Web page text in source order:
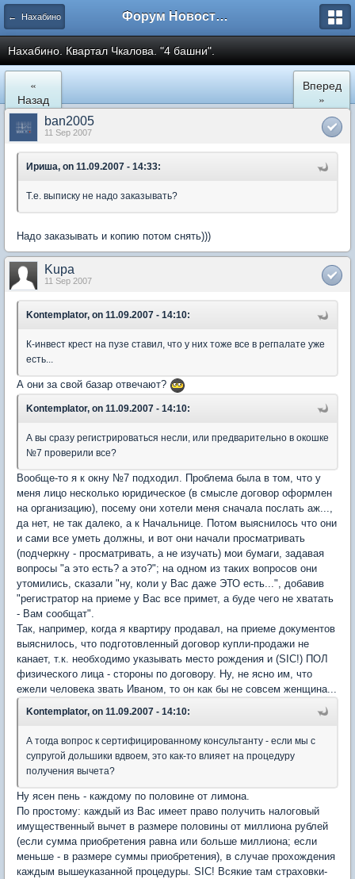
← Нахабино Форум Новостройки
Нахабино. Квартал Чкалова. "4 башни".
«
Назад
Вперед
»
ban2005
11 Sep 2007
Ириша, on 11.09.2007 - 14:33:
Т.е. выписку не надо заказывать?
Надо заказывать и копию потом снять)))
Kupa
11 Sep 2007
Kontemplator, on 11.09.2007 - 14:10:
К-инвест крест на пузе ставил, что у них тоже все в регпалате уже
есть...
А они за свой базар отвечают?
Kontemplator, on 11.09.2007 - 14:10:
А вы сразу регистрироваться несли, или предварительно в окошке
№7 проверили все?
Вообще-то я к окну №7 подходил. Проблема была в том, что у
меня лицо несколько юридическое (в смысле договор оформлен
на организацию), посему они хотели меня сначала послать аж...,
да нет, не так далеко, а к Начальнице. Потом выяснилось что они
и сами все уметь должны, и вот они начали просматривать
(подчеркну - просматривать, а не изучать) мои бумаги, задавая
вопросы "а это есть? а это?"; на одном из таких вопросов они
утомились, сказали "ну, коли у Вас даже ЭТО есть...", добавив
"регистратор на приеме у Вас все примет, а буде чего не хватать
- Вам сообщат".
Так, например, когда я квартиру продавал, на приеме документов
выяснилось, что подготовленный договор купли-продажи не
канает, т.к. необходимо указывать место рождения и (SIC!) ПОЛ
физического лица - стороны по договору. Ну, не ясно им, что
ежели человека звать Иваном, то он как бы не совсем женщина...
Kontemplator, on 11.09.2007 - 14:10:
А тогда вопрос к сертифицированному консультанту - если мы с
супругой дольшики вдвоем, это как-то влияет на процедуру
получения вычета?
Ну ясен пень - каждому по половине от лимона.
По простому: каждый из Вас имеет право получить налоговый
имущественный вычет в размере половины от миллиона рублей
(если сумма приобретения равна или больше миллиона; если
меньше - в размере суммы приобретения), в случае прохождения
каждым вышеуказанной процедуры. SIC! Всякие там страховки-